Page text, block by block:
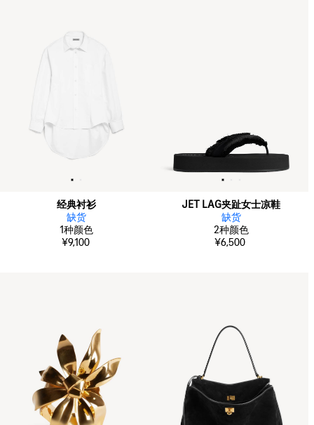
经典衬衫
缺货
1种颜色
¥9,100
JET LAG夹趾女士凉鞋
缺货
2种颜色
¥6,500